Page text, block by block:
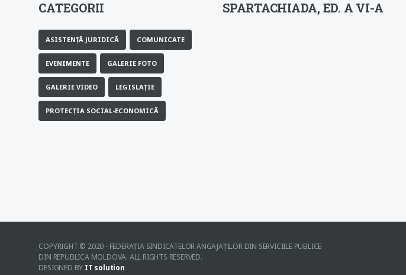
CATEGORII
ASISTENȚĂ JURIDICĂ COMUNICATE
EVENIMENTE GALERIE FOTO
GALERIE VIDEO LEGISLAȚIE
PROTECȚIA SOCIAL-ECONOMICĂ
SPARTACHIADA, ED. A VI-A
COPYRIGHT © 2020 - FEDERAŢIA SINDICATELOR ANGAJAŢILOR DIN SERVICIILE PUBLICE
DIN REPUBLICA MOLDOVA. ALL RIGHTS RESERVED.
DESIGNED BY IT solution